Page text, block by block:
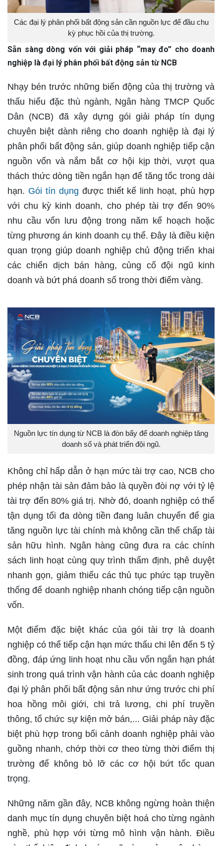
Các đại lý phân phối bất động sản cần nguồn lực để đầu chu
kỳ phục hồi của thị trường.
Sẵn sàng dòng vốn với giải pháp “may đo” cho doanh
nghiệp là đại lý phân phối bất động sản từ NCB
Nhạy bén trước những biến động của thị trường và
thấu hiểu đặc thù ngành, Ngân hàng TMCP Quốc
Dân (NCB) đã xây dựng gói giải pháp tín dụng
chuyên biệt dành riêng cho doanh nghiệp là đại lý
phân phối bất động sản, giúp doanh nghiệp tiếp cận
nguồn vốn và nắm bắt cơ hội kịp thời, vượt qua
thách thức dòng tiền ngắn hạn để tăng tốc trong dài
hạn. Gói tín dụng được thiết kế linh hoạt, phù hợp
với chu kỳ kinh doanh, cho phép tài trợ đến 90%
nhu cầu vốn lưu động trong năm kế hoạch hoặc
từng phương án kinh doanh cụ thể. Đây là điều kiện
quan trọng giúp doanh nghiệp chủ động triển khai
các chiến dịch bán hàng, củng cố đội ngũ kinh
doanh và bứt phá doanh số trong thời điểm vàng.
Nguồn lực tín dụng từ NCB là đòn bẩy để doanh nghiệp tăng
doanh số và phát triển đội ngũ.
Không chỉ hấp dẫn ở hạn mức tài trợ cao, NCB cho
phép nhận tài sản đảm bảo là quyền đòi nợ với tỷ lệ
tài trợ đến 80% giá trị. Nhờ đó, doanh nghiệp có thể
tận dụng tối đa dòng tiền đang luân chuyển để gia
tăng nguồn lực tài chính mà không cần thế chấp tài
sản hữu hình. Ngân hàng cũng đưa ra các chính
sách linh hoạt cùng quy trình thẩm định, phê duyệt
nhanh gọn, giảm thiểu các thủ tục phức tạp truyền
thống để doanh nghiệp nhanh chóng tiếp cận nguồn
vốn.
Một điểm đặc biệt khác của gói tài trợ là doanh
nghiệp có thể tiếp cận hạn mức thấu chi lên đến 5 tỷ
đồng, đáp ứng linh hoạt nhu cầu vốn ngắn hạn phát
sinh trong quá trình vận hành của các doanh nghiệp
đại lý phân phối bất động sản như ứng trước chi phí
hoa hồng môi giới, chi trả lương, chi phí truyền
thông, tổ chức sự kiện mở bán,... Giải pháp này đặc
biệt phù hợp trong bối cảnh doanh nghiệp phải vào
guồng nhanh, chớp thời cơ theo từng thời điểm thị
trường để không bỏ lỡ các cơ hội bứt tốc quan
trọng.
Những năm gần đây, NCB không ngừng hoàn thiện
danh mục tín dụng chuyên biệt hoá cho từng ngành
nghề, phù hợp với từng mô hình vận hành. Điều